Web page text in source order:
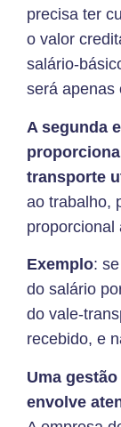
precisa ter
o valor
salário-
será apenas
A segunda
transporte
ao trabalho,
proporcional
Exemplo:
do salário
do vale-
recebido, e
Uma
envolve